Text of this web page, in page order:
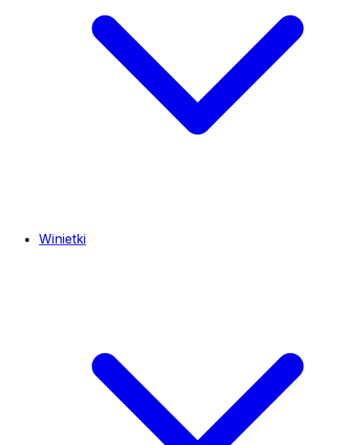
Winietki